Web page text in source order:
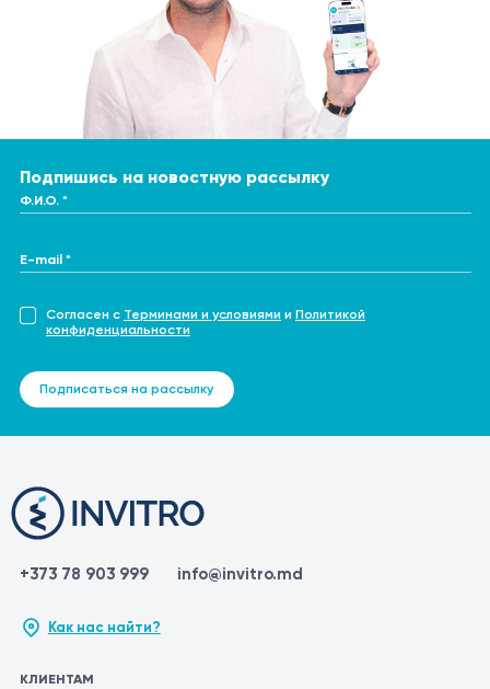
Подпишись на новостную рассылку
Ф.И.О. *
E-mail *
Согласен с Терминами и условиями и Политикой
конфиденциальности
Подписаться на рассылку
+373 78 903 999 info@invitro.md
Как нас найти?
КЛИЕНТАМ